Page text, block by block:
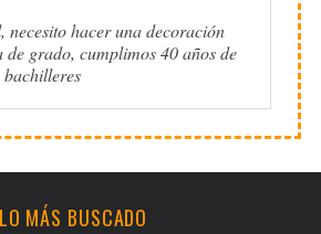
necesito hacer una decoración
de grado, cumplimos 40 años de
LO MÁS BUSCADO